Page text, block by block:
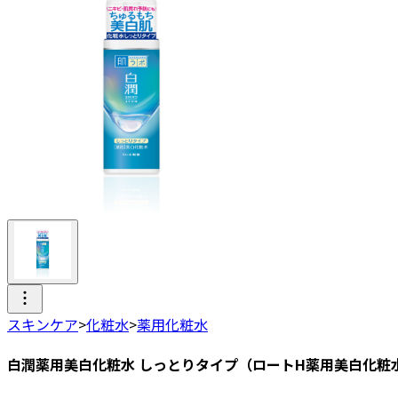
スキンケア>化粧水>薬用化粧水
白潤薬用美白化粧水 しっとりタイプ（ロートH薬用美白化粧